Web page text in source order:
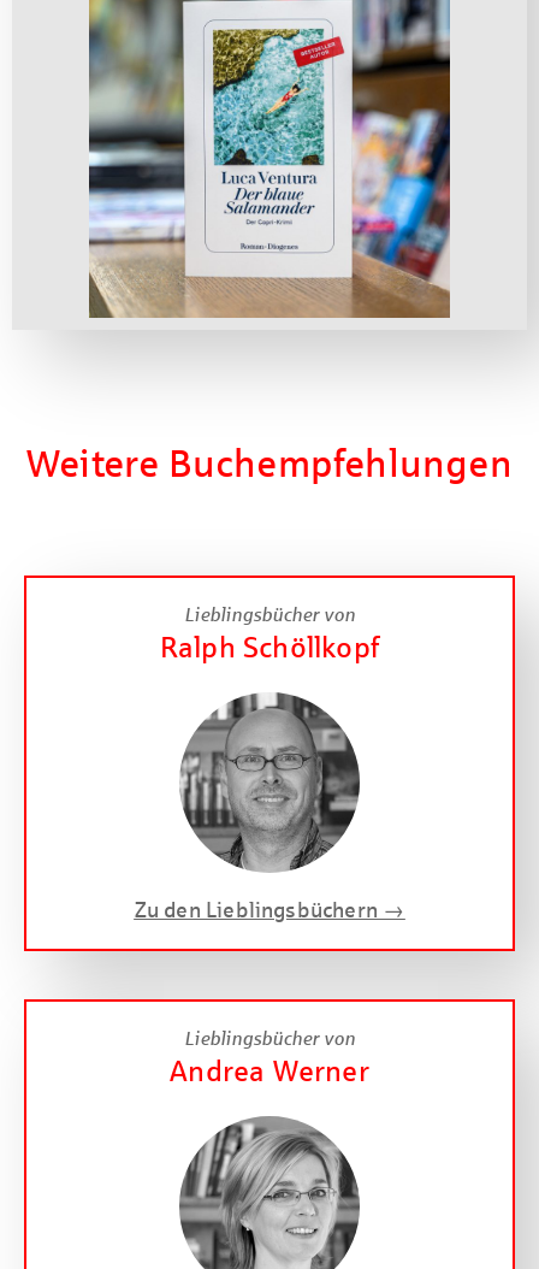
Weitere Buchempfehlungen
Lieblingsbücher von
Ralph Schöllkopf
Zu den Lieblingsbüchern →
Lieblingsbücher von
Andrea Werner